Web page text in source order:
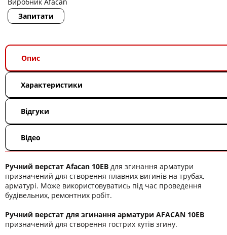
Запитати
Опис
Характеристики
Відгуки
Відео
Ручний верстат Afacan 10EB для згинання арматури
призначений для створення плавних вигинів на трубах,
арматурі. Може використовуватись під час проведення
будівельних, ремонтних робіт.
Ручний верстат для згинання арматури AFACAN 10ЕB
призначений для створення гострих кутів згину.